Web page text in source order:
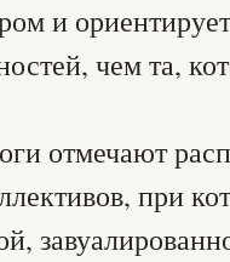
и
чем та,
отмечают
при